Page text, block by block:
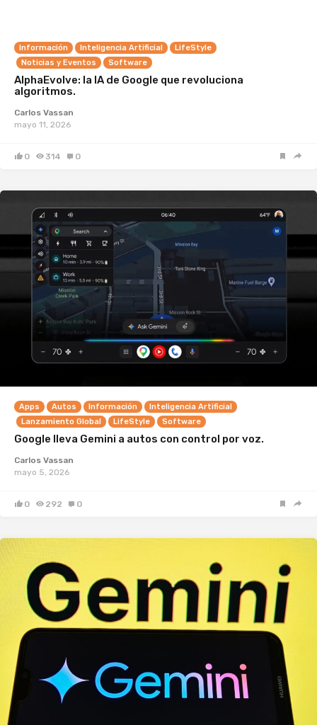
Información Inteligencia Artificial
LifeStyle
Noticias y Eventos
Software
AlphaEvolve: la IA de Google que revoluciona
algoritmos.
Carlos Vassan
mayo 11, 2026
0 314 0
Apps Autos Información
Inteligencia Artificial
Lanzamiento Global
LifeStyle Software
Google lleva Gemini a autos con control por voz.
Carlos Vassan
mayo 5, 2026
0 292 0